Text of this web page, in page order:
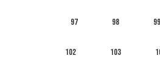
97 98 99
102 103